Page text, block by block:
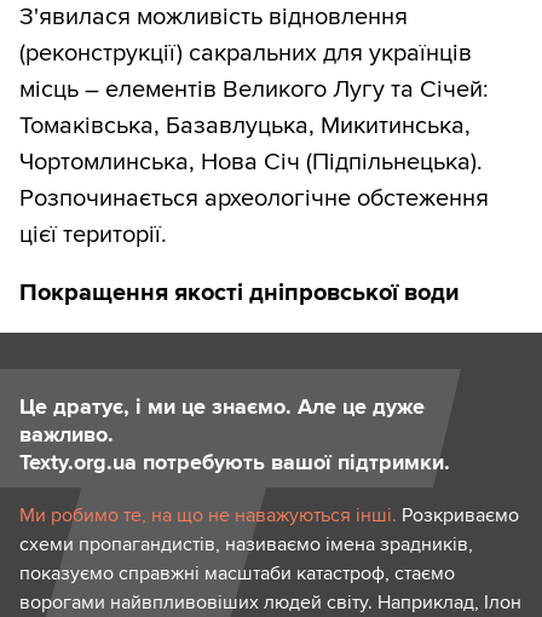
З'явилася можливість відновлення
(реконструкції) сакральних для українців
місць – елементів Великого Лугу та Січей:
Томаківська, Базавлуцька, Микитинська,
Чортомлинська, Нова Січ (Підпільнецька).
Розпочинається археологічне обстеження
цієї території.
Покращення якості дніпровської води
Це дратує, і ми це знаємо. Але це дуже
важливо.
Texty.org.ua потребують вашої підтримки.
Ми робимо те, на що не наважуються інші. Розкриваємо
схеми пропагандистів, називаємо імена зрадників,
показуємо справжні масштаби катастроф, стаємо
ворогами найвпливовіших людей світу. Наприклад, Ілон